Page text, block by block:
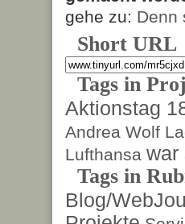
gehe zu: Denn
Short URL
Tags in
Aktionstag
Andrea Wolf
Lufthansa war
Tags in
Blog/